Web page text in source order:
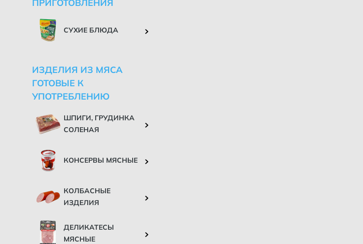
ПРИГОТОВЛЕНИЯ
СУХИЕ БЛЮДА
ИЗДЕЛИЯ ИЗ МЯСА
ГОТОВЫЕ К
УПОТРЕБЛЕНИЮ
ШПИГИ, ГРУДИНКА
СОЛЕНАЯ
КОНСЕРВЫ МЯСНЫЕ
КОЛБАСНЫЕ
ИЗДЕЛИЯ
ДЕЛИКАТЕСЫ
МЯСНЫЕ